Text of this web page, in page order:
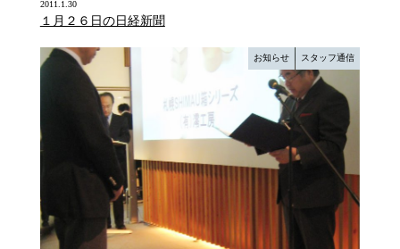
2011.1.30
１月２６日の日経新聞
お知らせ スタッフ通信